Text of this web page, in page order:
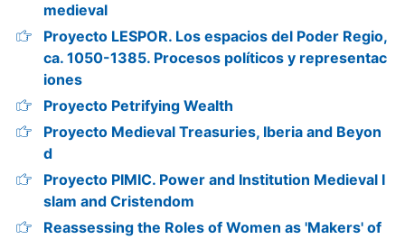
medieval
Proyecto LESPOR. Los espacios del Poder Regio,
ca. 1050-1385. Procesos políticos y representac
iones
Proyecto Petrifying Wealth
Proyecto Medieval Treasuries, Iberia and Beyon
d
Proyecto PIMIC. Power and Institution Medieval I
slam and Cristendom
Reassessing the Roles of Women as 'Makers' of